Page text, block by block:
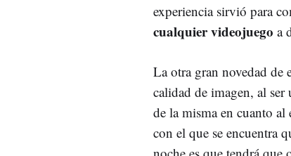
experiencia sirvió para
cualquier videojuego a
La otra gran novedad de
calidad de imagen, al
de la misma en cuanto
con el que se encuentra